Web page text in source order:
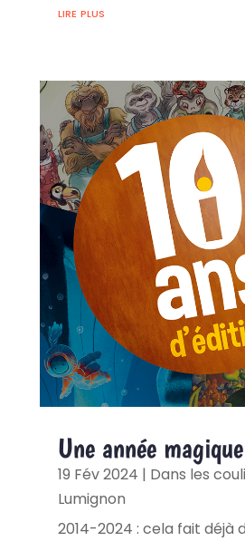
lire plus
Une année
19 Fév 2024 | Dans les
Lumignon
2014-2024 : cela fait déjà